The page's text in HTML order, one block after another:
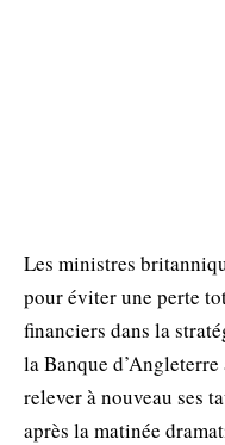
Les ministres
pour éviter une perte
financiers dans la
la Banque
relever à nouveau ses
après la matinée